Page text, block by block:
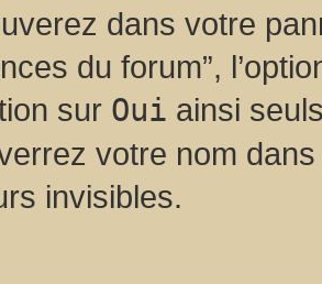
dans votre
du forum”,
sur Oui ainsi
votre nom
invisibles.